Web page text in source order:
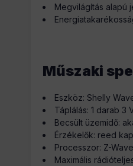
Megvilágítás alapú
Műszaki
Eszköz: Shelly
Táplálás: 1 darab 3
Becsült üzemidő:
Érzékelők: reed
Processzor: Z-
Maximális